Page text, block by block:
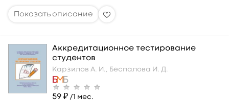
Аккредитационное тестирование
студентов
Карзилов А. И., Беспалова И. Д.
59 ₽ /1 мес.